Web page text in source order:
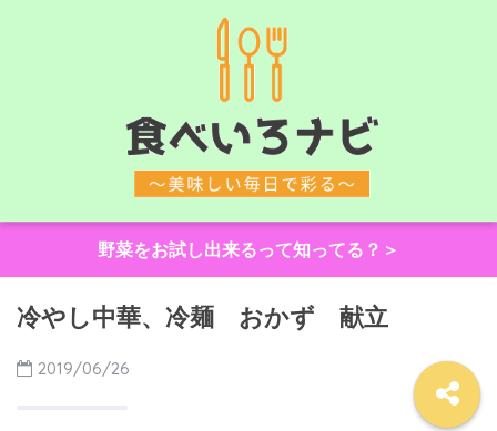
野菜をお試し出来るって知ってる？＞
冷やし中華、冷麺 おかず 献立
2019/06/26